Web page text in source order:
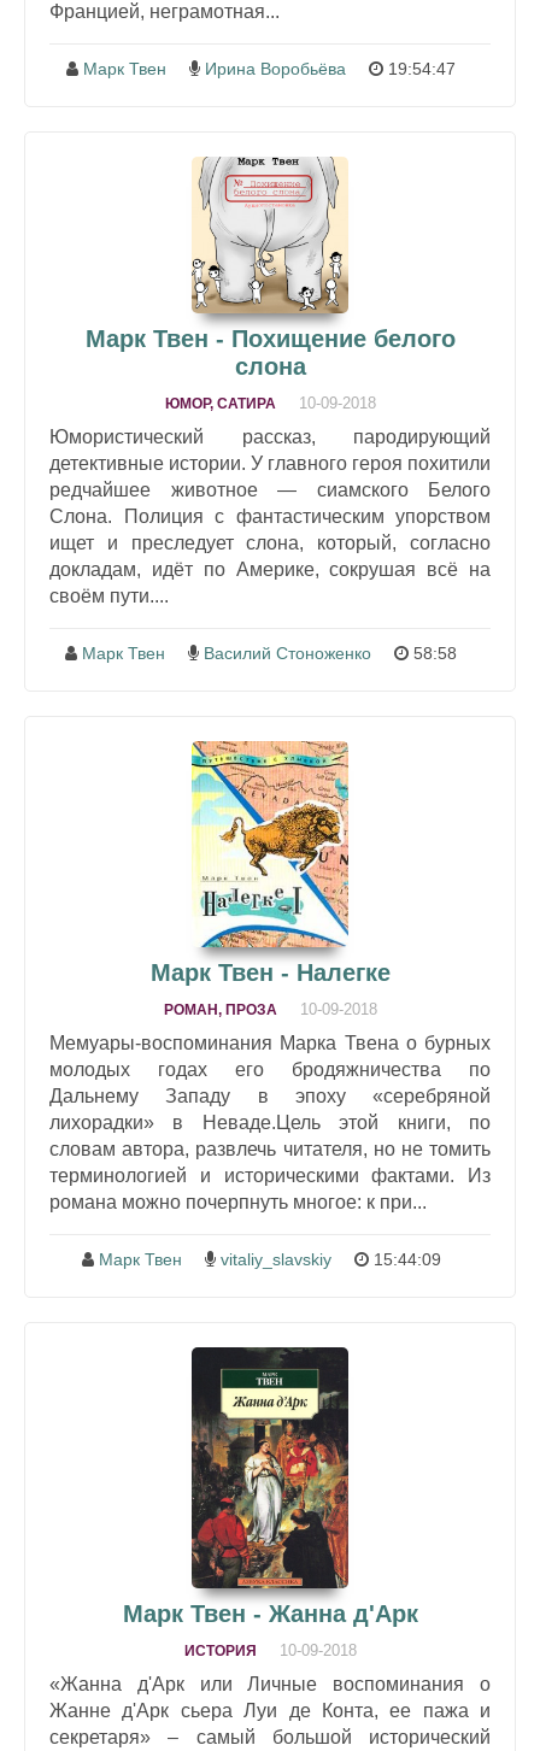
Францией, неграмотная...
Марк Твен Ирина Воробьёва 19:54:47
Марк Твен - Похищение белого
слона
ЮМОР, САТИРА 10-09-2018
Юмористический рассказ, пародирующий
детективные истории. У главного героя похитили
редчайшее животное — сиамского Белого
Слона. Полиция с фантастическим упорством
ищет и преследует слона, который, согласно
докладам, идёт по Америке, сокрушая всё на
своём пути....
Марк Твен Василий Стоноженко 58:58
Марк Твен - Налегке
РОМАН, ПРОЗА 10-09-2018
Мемуары-воспоминания Марка Твена о бурных
молодых годах его бродяжничества по
Дальнему Западу в эпоху «серебряной
лихорадки» в Неваде.Цель этой книги, по
словам автора, развлечь читателя, но не томить
терминологией и историческими фактами. Из
романа можно почерпнуть многое: к при...
Марк Твен vitaliy_slavskiy 15:44:09
Марк Твен - Жанна д'Арк
ИСТОРИЯ 10-09-2018
«Жанна д'Арк или Личные воспоминания о
Жанне д'Арк сьера Луи де Конта, ее пажа и
секретаря» – самый большой исторический